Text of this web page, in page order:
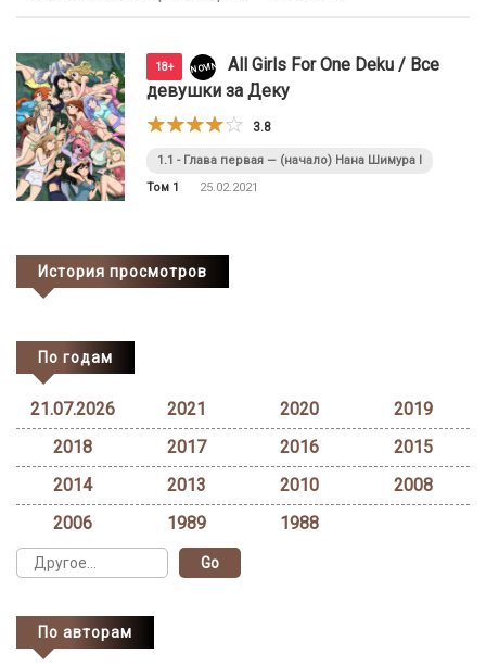
18+ NOVINKIAll Girls For One Deku / Все
девушки за Деку
3.8
1.1 - Глава первая — (начало) Нана Шимура I
Том 1
25.02.2021
История просмотров
По годам
21.07.2026 2021 2020
2019
2018
2017 2016
2015
2014
2013 2010
2008
2006
1989 1988
По авторам